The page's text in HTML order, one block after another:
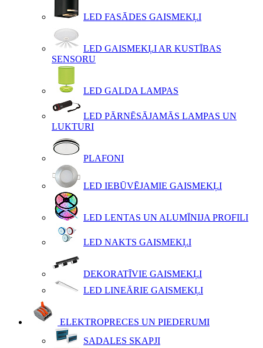
LED FASĀDES GAISMEKĻI
LED GAISMEKĻI AR KUSTĪBAS
SENSORU
LED GALDA LAMPAS
LED PĀRNĒSĀJAMĀS LAMPAS UN
LUKTURI
PLAFONI
LED IEBŪVĒJAMIE GAISMEKĻI
LED LENTAS UN ALUMĪNIJA PROFILI
LED NAKTS GAISMEKĻI
DEKORATĪVIE GAISMEKĻI
LED LINEĀRIE GAISMEKĻI
ELEKTROPRECES UN PIEDERUMI
SADALES SKAPJI